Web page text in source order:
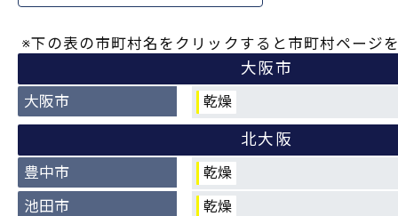
※下の表の市町村名をクリックすると市町村ページ
大阪市
大阪市
乾燥
北大阪
豊中市
乾燥
池田市 乾燥